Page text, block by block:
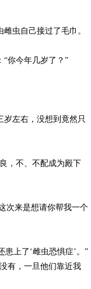
虫自己接过了毛巾。
你今年几岁了？”
左右，没想到竟然只
，不、不配成为殿下
次来是想请你帮我一个
上了‘雌虫恐惧症’。”
有，一旦他们靠近我